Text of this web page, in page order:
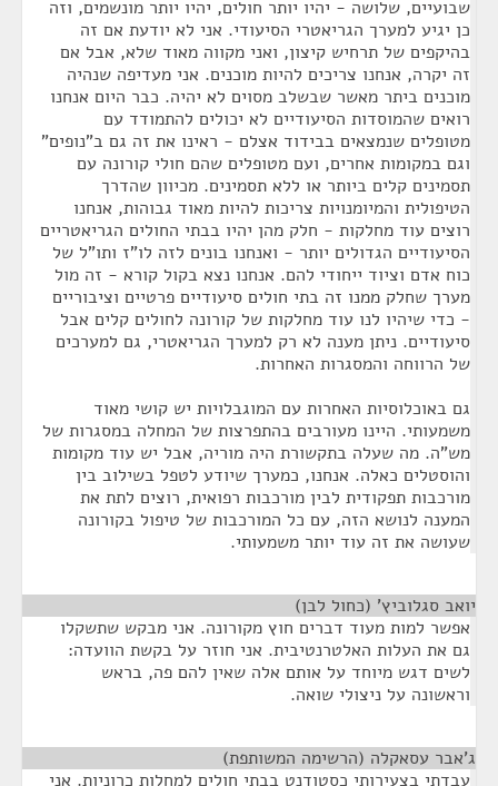
שבועיים, שלושה - יהיו יותר חולים, יהיו יותר מונשמים, וזה
כן יגיע למערך הגריאטרי הסיעודי. אני לא יודעת אם זה
בהיקפים של תרחיש קיצון, ואני מקווה מאוד שלא, אבל אם
זה יקרה, אנחנו צריכים להיות מוכנים. אני מעדיפה שנהיה
מוכנים ביתר מאשר שבשלב מסוים לא יהיה. כבר היום אנחנו
רואים שהמוסדות הסיעודיים לא יכולים להתמודד עם
מטופלים שנמצאים בבידוד אצלם - ראינו את זה גם ב"נופים"
וגם במקומות אחרים, ועם מטופלים שהם חולי קורונה עם
תסמינים קלים ביותר או ללא תסמינים. מכיוון שהדרך
הטיפולית והמיומנויות צריכות להיות מאוד גבוהות, אנחנו
רוצים עוד מחלקות - חלק מהן יהיו בבתי החולים הגריאטריים
הסיעודיים הגדולים יותר - ואנחנו בונים לזה לו"ז ותו"ל של
כוח אדם וציוד ייחודי להם. אנחנו נצא בקול קורא - זה מול
מערך שחלק ממנו זה בתי חולים סיעודיים פרטיים וציבוריים
- כדי שיהיו לנו עוד מחלקות של קורונה לחולים קלים אבל
סיעודיים. ניתן מענה לא רק למערך הגריאטרי, גם למערכים
של הרווחה והמסגרות האחרות.
גם באוכלוסיות האחרות עם המוגבלויות יש קושי מאוד
משמעותי. היינו מעורבים בהתפרצות של המחלה במסגרות של
מש"ה. מה שעלה בתקשורת היה מוריה, אבל יש עוד מקומות
והוסטלים כאלה. אנחנו, כמערך שיודע לטפל בשילוב בין
מורכבות תפקודית לבין מורכבות רפואית, רוצים לתת את
המענה לנושא הזה, עם כל המורכבות של טיפול בקורונה
שעושה את זה עוד יותר משמעותי.
יואב סגלוביץ' (כחול לבן)
אפשר למות מעוד דברים חוץ מקורונה. אני מבקש שתשקלו
גם את העלות האלטרנטיבית. אני חוזר על בקשת הוועדה:
לשים דגש מיוחד על אותם אלה שאין להם פה, בראש
וראשונה על ניצולי שואה.
ג'אבר עסאקלה (הרשימה המשותפת)
עבדתי בצעירותי כסטודנט בבתי חולים למחלות כרוניות. אני